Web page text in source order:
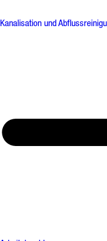
Kanalisation und